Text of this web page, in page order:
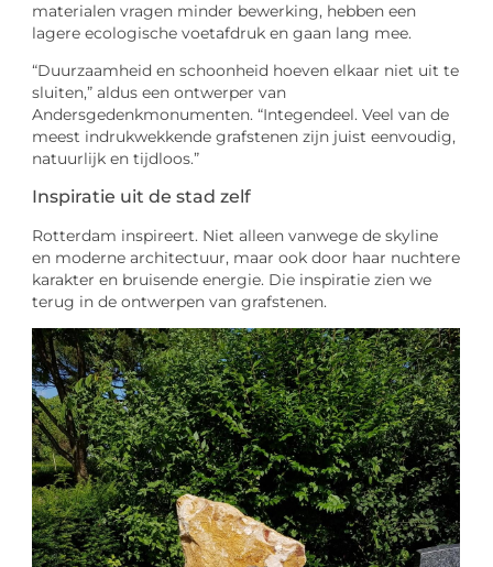
materialen vragen minder bewerking, hebben een
lagere ecologische voetafdruk en gaan lang mee.
“Duurzaamheid en schoonheid hoeven elkaar niet uit te
sluiten,” aldus een ontwerper van
Andersgedenkmonumenten. “Integendeel. Veel van de
meest indrukwekkende grafstenen zijn juist eenvoudig,
natuurlijk en tijdloos.”
Inspiratie uit de stad zelf
Rotterdam inspireert. Niet alleen vanwege de skyline
en moderne architectuur, maar ook door haar nuchtere
karakter en bruisende energie. Die inspiratie zien we
terug in de ontwerpen van grafstenen.